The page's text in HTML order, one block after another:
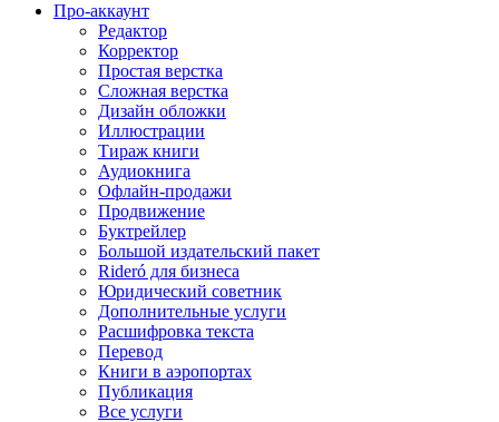
Про-аккаунт
Редактор
Корректор
Простая верстка
Сложная верстка
Дизайн обложки
Иллюстрации
Тираж книги
Аудиокнига
Офлайн-продажи
Продвижение
Буктрейлер
Большой издательский пакет
Rideró для бизнеса
Юридический советник
Дополнительные услуги
Расшифровка текста
Перевод
Книги в аэропортах
Публикация
Все услуги